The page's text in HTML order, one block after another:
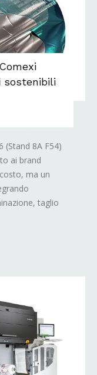
sostenibili
(Stand 8A F54)
ai brand
ma un
taglio